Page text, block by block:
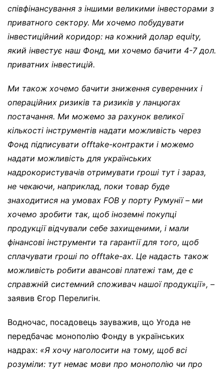
співфінансування з іншими великими інвесторами з
приватного сектору. Ми хочемо побудувати
інвестиційний коридор: на кожний долар equity,
який інвестує наш Фонд, ми хочемо бачити 4-7 дол.
приватних інвестицій.
Ми також хочемо бачити зниження суверенних і
операційних ризиків та ризиків у ланцюгах
постачання. Ми можемо за рахунок великої
кількості інструментів надати можливість через
Фонд підписувати offtake-контракти і можемо
надати можливість для українських
надрокористувачів отримувати гроші тут і зараз,
не чекаючи, наприклад, поки товар буде
знаходитися на умовах FOB у порту Румунії – ми
хочемо зробити так, щоб іноземні покупці
продукції відчували себе захищеними, і мали
фінансові інструменти та гарантії для того, щоб
сплачувати гроші по offtake-ах. Це надасть також
можливість робити авансові платежі там, де є
справжній системний споживач нашої продукції», –
заявив Єгор Перелигін.
Водночас, посадовець зауважив, що Угода не
передбачає монополію Фонду в українських
надрах: «Я хочу наголосити на тому, щоб всі
розуміли: тут немає мови про монополію чи про